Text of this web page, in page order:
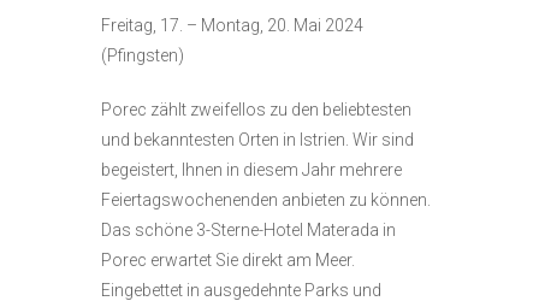
Freitag, 17. – Montag, 20. Mai 2024
(Pfingsten)
Porec zählt zweifellos zu den beliebtesten
und bekanntesten Orten in Istrien. Wir sind
begeistert, Ihnen in diesem Jahr mehrere
Feiertagswochenenden anbieten zu können.
Das schöne 3-Sterne-Hotel Materada in
Porec erwartet Sie direkt am Meer.
Eingebettet in ausgedehnte Parks und